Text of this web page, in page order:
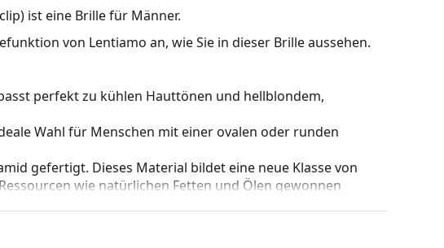
ist eine Brille für Männer.
von Lentiamo an, wie Sie in dieser Brille aussehen.
perfekt zu kühlen Hauttönen und hellblondem,
Wahl für Menschen mit einer ovalen oder runden
gefertigt. Dieses Material bildet eine neue Klasse von
wie natürlichen Fetten und Ölen gewonnen